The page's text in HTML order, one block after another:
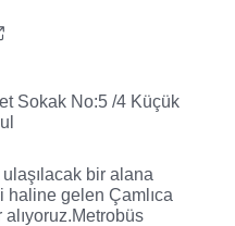
Sokak No:5 /4 Küçük
bir alana
gelen Çamlıca